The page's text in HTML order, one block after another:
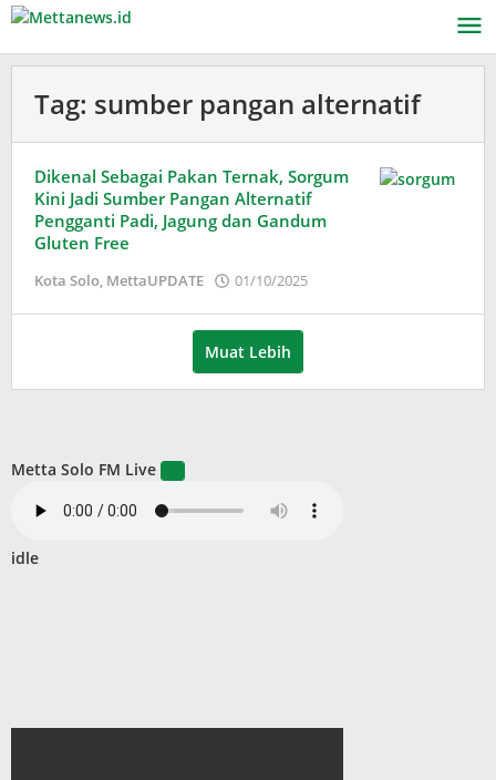
Lewati
konten
Tag: sumber pangan alternatif
Dikenal Sebagai Pakan Ternak, Sorgum
Kini Jadi Sumber Pangan Alternatif
Pengganti Padi, Jagung dan Gandum
Gluten Free
Kota Solo, MettaUPDATE 01/10/2025
Wardani
Muat Lebih
Metta Solo FM Live
idle